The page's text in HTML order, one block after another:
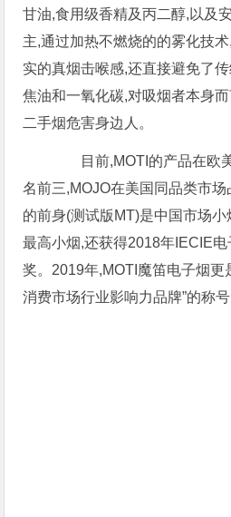
甘油,食用级香精及丙二醇,以及
主,通过加热不燃烧的的雾化技
实的真烟击喉感,还直接避免了
焦油和一氧化碳,对吸烟者本身
二手烟危害身边人。
目前,MOTI的产品在欧
名前三,MOJO在美国同品类市场
的前身(测试版MT)是中国市场
最高小烟,还获得2018年IECIE
奖。2019年,MOTI魔笛电子烟更
消费市场行业影响力品牌”的称号